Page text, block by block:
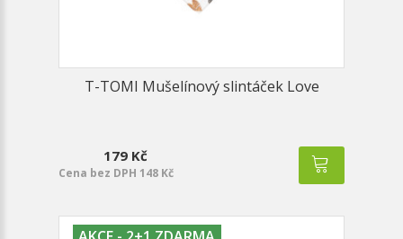
T-TOMI Mušelínový slintáček Love
179 Kč
Cena bez DPH 148 Kč